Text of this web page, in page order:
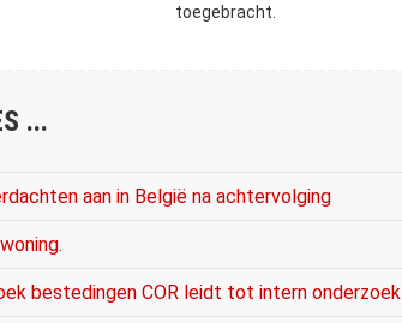
toegebracht.
...
aan in België na achtervolging
bestedingen COR leidt tot intern onderzoek